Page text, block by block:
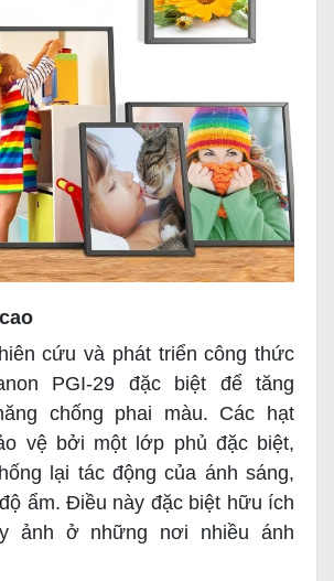
cứu và phát triển công thức
PGI-29 đặc biệt để tăng
chống phai màu. Các hạt
vệ bởi một lớp phủ đặc biệt,
lại tác động của ánh sáng,
ẩm. Điều này đặc biệt hữu ích
ảnh ở những nơi nhiều ánh